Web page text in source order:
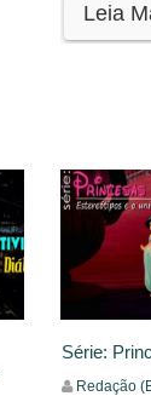
Leia
Série:
Redação